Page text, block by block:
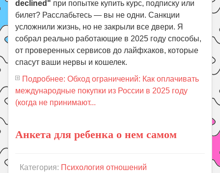
declined" при попытке купить курс, подписку или
билет? Расслабьтесь — вы не одни. Санкции
усложнили жизнь, но не закрыли все двери. Я
собрал реально работающие в 2025 году способы,
от проверенных сервисов до лайфхаков, которые
спасут ваши нервы и кошелек.
Подробнее: Обход ограничений: Как оплачивать
международные покупки из России в 2025 году
(когда не принимают...
Анкета для ребенка о нем самом
Категория: Психология отношений